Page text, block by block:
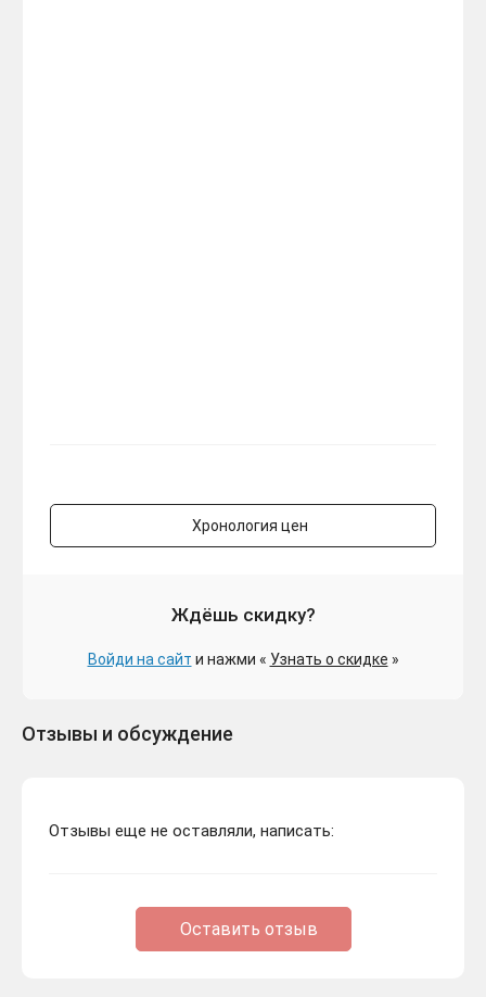
Хронология цен
Ждёшь скидку?
Войди на сайт и нажми « Узнать о скидке »
Отзывы и обсуждение
Отзывы еще не оставляли, написать:
Оставить отзыв